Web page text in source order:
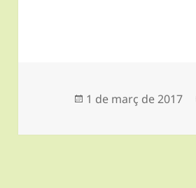
Publicat
1 de març de 2017